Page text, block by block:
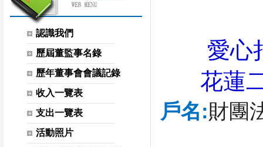
認識我們
歷屆董監事名錄
歷年董事會會議記錄
收入一覽表
支出一覽表
活動照片
愛心
花蓮
戶名:財團